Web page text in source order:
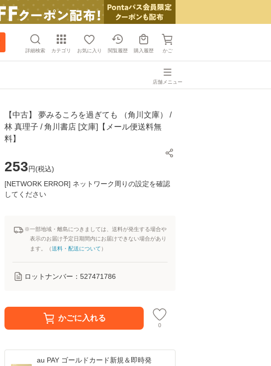
詳細検索 カテゴリ お気に入り 閲覧履歴 購入履歴 かご
店舗メニュー
【中古】 夢みるころを過ぎても （角川文庫） /
林 真理子 / 角川書店 [文庫]【メール便送料無
料】
253円(税込)
[NETWORK ERROR] ネットワーク周りの設定を確認
してください
※一部地域・離島につきましては、送料が発生する場合や
表示のお届け予定日期間内にお届けできない場合があり
ます。（送料・配送について ）
ロットナンバー： 527471786
かごに入れる
0
au PAY ゴールドカード新規＆即時発